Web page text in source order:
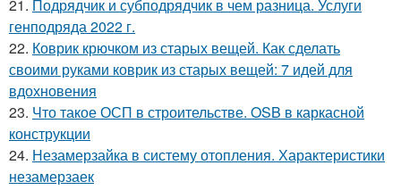
21. Подрядчик и субподрядчик в чем разница. Услуги
генподряда 2022 г.
22. Коврик крючком из старых вещей. Как сделать
своими руками коврик из старых вещей: 7 идей для
вдохновения
23. Что такое ОСП в строительстве. OSB в каркасной
конструкции
24. Незамерзайка в систему отопления. Характеристики
незамерзаек